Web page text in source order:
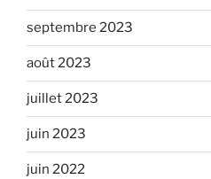
septembre 2023
août 2023
juillet 2023
juin 2023
juin 2022